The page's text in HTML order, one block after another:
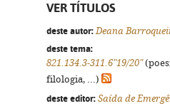
VER TÍTULOS
deste autor: Deana
deste tema:
821.134.3-311.6"19/20"
filologia, ...)
deste editor: Saída de